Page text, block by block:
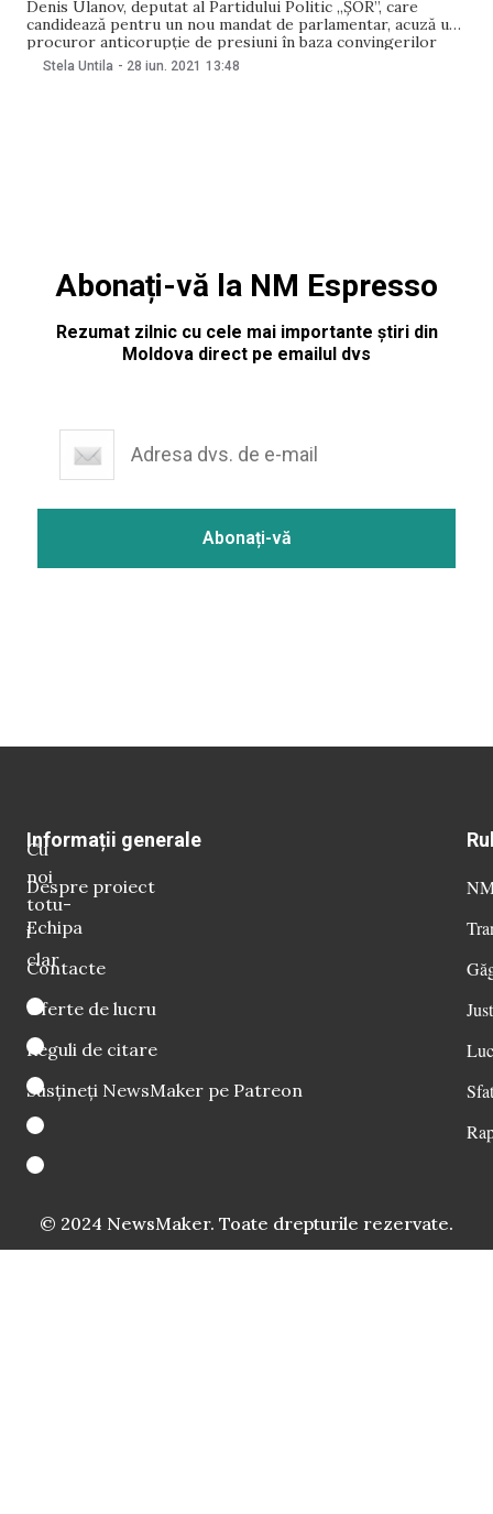
Denis Ulanov, deputat al Partidului Politic „ȘOR”, care
candidează pentru un nou mandat de parlamentar, acuză un
procuror anticorupție de presiuni în baza convingerilor
sale politice. Acesta a expediat o sesizare în adresa
Procuraturii Generale, Consiliului Superior al Procurorilor,
Stela Untila - 28 iun. 2021 13:48
Abonați-vă la NM Espresso
Rezumat zilnic cu cele mai importante știri din
Moldova direct pe emailul dvs
Cu
noi
totu-
i
clar
Informații generale
Despre proiect
Echipa
Contacte
Oferte de lucru
Reguli de citare
Susțineți NewsMaker pe Patreon
© 2024 NewsMaker. Toate drepturile rezervate.